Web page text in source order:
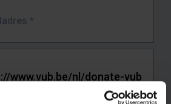
*
URL van de pagina waar je de fout zag.